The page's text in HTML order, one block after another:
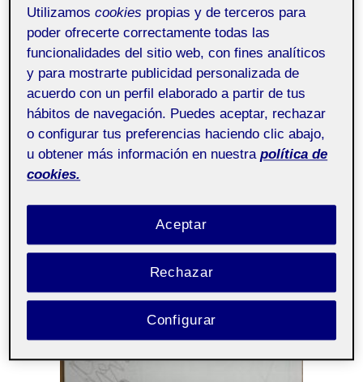
He puesto el foco en un jugador de cada uno de
los bandos que están siendo observados por los
presidentes de los países mientras dos militares
con metralletas apuntan a los jugadores. A su
vez el público los aclama.
Utilizamoscookies propias y de terceros para
poder ofrecerte correctamente todas las
funcionalidades del sitio web, con fines analíticos
y para mostrarte publicidad personalizada de
acuerdo con un perfil elaborado a partir de tus
hábitos de navegación. Puedes aceptar, rechazar
o configurar tus preferencias haciendo clic abajo,
u obtener más información en nuestra política de
cookies.
Rechazar
Aceptar
Configurar